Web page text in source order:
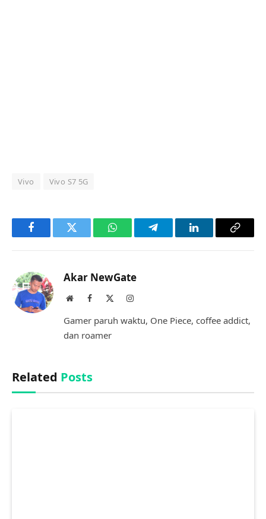
Vivo Vivo S7 5G
FacebookTwitter WhatsAppTelegramLinkedInCopy
Akar NewGate
WebsiteFacebook Instagram
Gamer paruh waktu, One Piece, coffee addict,
dan roamer
Related Posts